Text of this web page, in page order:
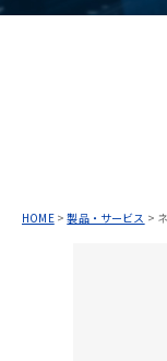
HOME>製品・サービス >